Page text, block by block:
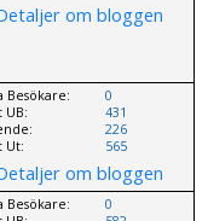
om bloggen
Besökare:
UB:
Ut:
0
431
226
565
om bloggen
Besökare:
0